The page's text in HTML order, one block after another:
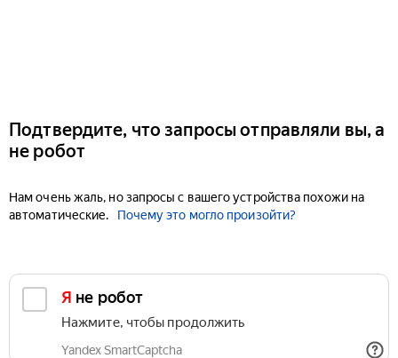
Подтвердите, что запросы отправляли вы, а
не робот
Нам очень жаль, но запросы с вашего устройства похожи на
автоматические.
Почему это могло произойти?
Я не робот
Нажмите, чтобы продолжить
Yandex SmartCaptcha